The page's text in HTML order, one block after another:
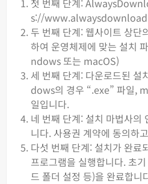
첫 번째 단계:
s://
두 번째 단계: 웹사이트 상단
하여 운영체제에 맞는 설치
ndows 또는 macOS)
세 번째 단계: 다운로드된 설
dows의 경우 “.exe” 파일,
일입니다.
네 번째 단계: 설치 마법사의
니다. 사용권 계약에 동의하
다섯 번째 단계: 설치가 완
프로그램을 실행합니다. 초
드 폴더 설정 등)을 완료합니